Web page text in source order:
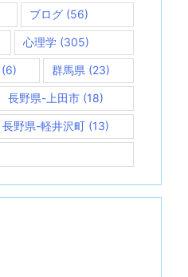
ブログ (56)
心理学 (305)
群馬県 (23)
長野県-上田市(18)
長野県-軽井沢町 (13)